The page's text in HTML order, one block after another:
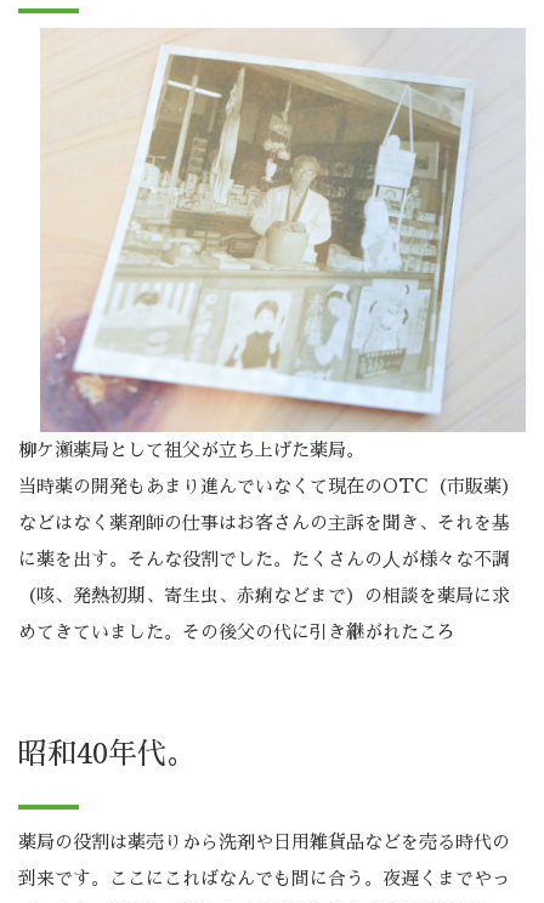
柳ケ瀬薬局として祖父が立ち上げた薬局。
当時薬の開発もあまり進んでいなくて現在のOTC（市販薬）
などはなく薬剤師の仕事はお客さんの主訴を聞き、それを基
に薬を出す。そんな役割でした。たくさんの⼈が様々な不調
（咳、発熱初期、寄生虫、赤痢などまで）の相談を薬局に求
めてきていました。その後父の代に引き継がれたころ
昭和40年代。
薬局の役割は薬売りから洗剤や日用雑貨品などを売る時代の
到来です。ここにこればなんでも間に合う。夜遅くまでやっ